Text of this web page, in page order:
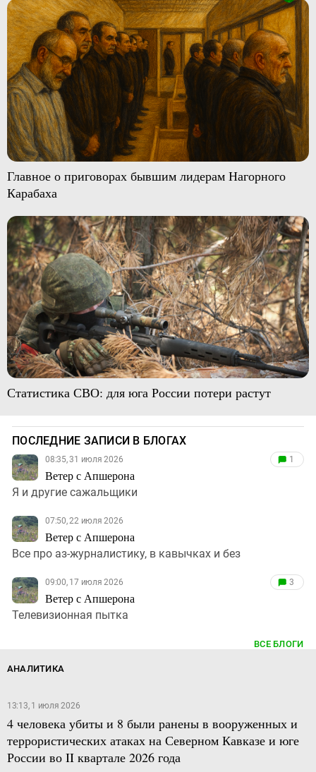
Главное о приговорах бывшим лидерам Нагорного
Карабаха
Статистика СВО: для юга России потери растут
ПОСЛЕДНИЕ ЗАПИСИ В БЛОГАХ
08:35, 31 июля 2026
Ветер с Апшерона
1
Я и другие сажальщики
07:50, 22 июля 2026
Ветер с Апшерона
Все про аз-журналистику, в кавычках и без
09:00, 17 июля 2026
Ветер с Апшерона
3
Телевизионная пытка
ВСЕ БЛОГИ
АНАЛИТИКА
13:13, 1 июля 2026
4 человека убиты и 8 были ранены в вооруженных и
террористических атаках на Северном Кавказе и юге
России во II квартале 2026 года